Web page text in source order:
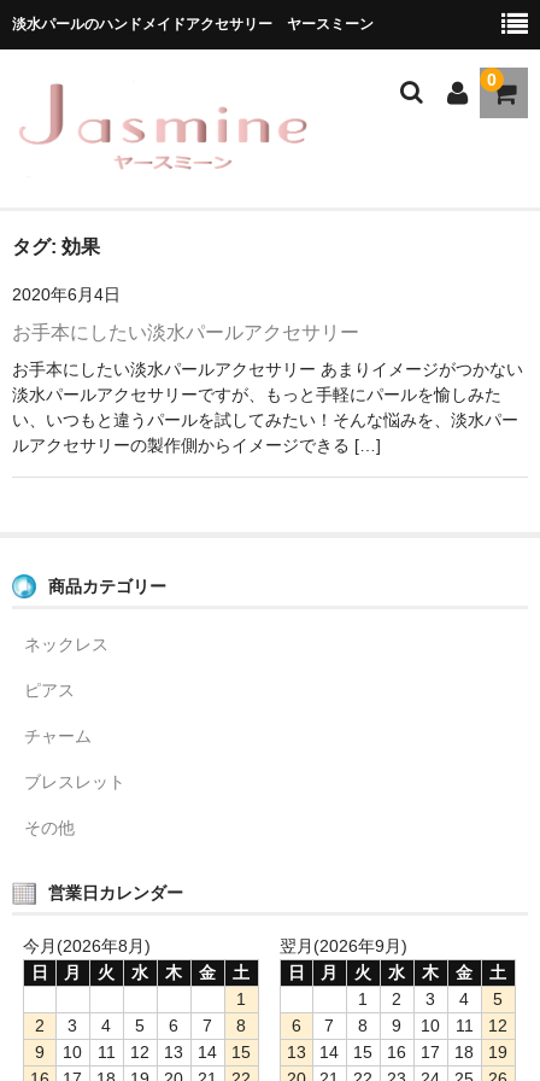
淡水パールのハンドメイドアクセサリー ヤースミーン
0
ホーム
商品一覧
★お勧め商品
ブランドストーリー
メディア掲載
タグ: 効果
2020年6月4日
お手本にしたい淡水パールアクセサリー
お手本にしたい淡水パールアクセサリー あまりイメージがつかない
淡水パールアクセサリーですが、もっと手軽にパールを愉しみた
い、いつもと違うパールを試してみたい！そんな悩みを、淡水パー
ルアクセサリーの製作側からイメージできる […]
商品カテゴリー
ネックレス
ピアス
チャーム
ブレスレット
その他
営業日カレンダー
今月(2026年8月)
日
月 火 水 木 金
土
1
2
3 4 5 6 7
8
9
10 11 12 13 14
15
翌月(2026年9月)
日
月 火 水 木 金
土
1
2 3 4
5
6
7 8 9 10 11
12
13
14 15 16 17 18
19